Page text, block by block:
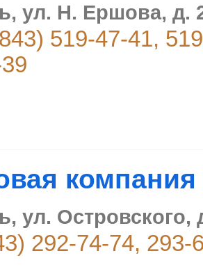
ул. Н. Ершова, д.
519-47-41,
ул. Островского,
292-74-74, 293-